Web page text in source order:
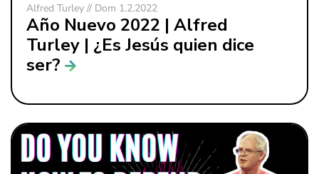
Alfred Turley // Dom 1.2.2022
Año Nuevo 2022 | Alfred
Turley | ¿Es Jesús quien dice
ser?